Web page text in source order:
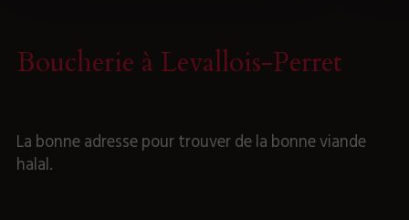
Boucherie à Levallois-Perret
La bonne adresse pour trouver de la bonne viande
halal.